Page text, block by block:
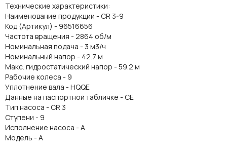
Технические характеристики:
Наименование продукции - CR 3-9
Код (Артикул) - 96516656
Частота вращения - 2864 об/м
Номинальная подача - 3 м3/ч
Номинальный напор - 42.7 м
Макс. гидростатический напор - 59.2 м
Рабочие колеса - 9
Уплотнение вала - HQQE
Данные на паспортной табличке - CE
Тип насоса - CR 3
Ступени - 9
Исполнение насоса - A
Модель - A